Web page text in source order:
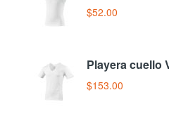
$52.00
Playera cuello
$153.00